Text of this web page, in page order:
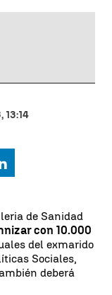
13:14
Linkedin
de Sanidad
con 10.000
del exmarido
Sociales,
deberá